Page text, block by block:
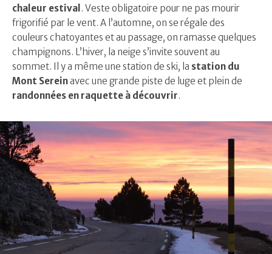
chaleur estival . Veste obligatoire pour ne pas mourir
frigorifié par le vent. A l’automne, on se régale des
couleurs chatoyantes et au passage, on ramasse quelques
champignons. L’hiver, la neige s’invite souvent au
sommet. Il y a même une station de ski, la station du
Mont Sereinavec une grande piste de luge et plein de
randonnées en raquette à découvrir.